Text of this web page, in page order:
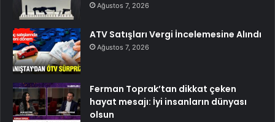
Ağustos 7, 2026
ATV Satışları Vergi İncelemesine Alındı
Ağustos 7, 2026
Ferman Toprak’tan dikkat çeken
hayat mesajı: İyi insanların dünyası
olsun